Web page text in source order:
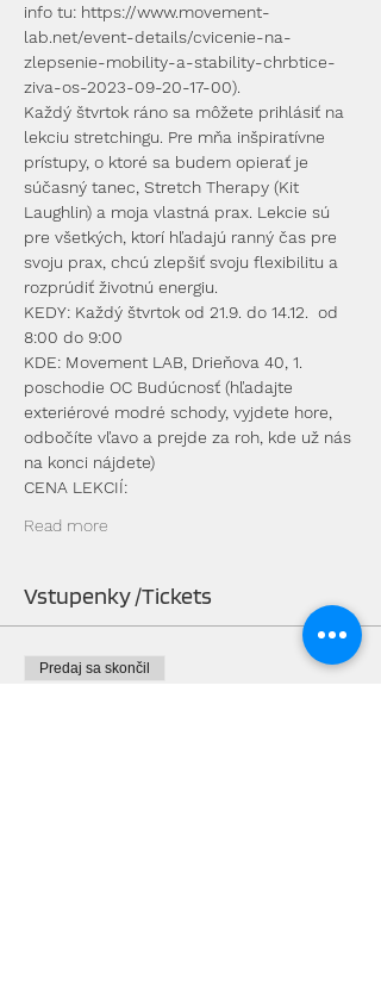
info tu: https://www.movement-
lab.net/event-details/cvicenie-na-
zlepsenie-mobility-a-stability-chrbtice-
ziva-os-2023-09-20-17-00).
Každý štvrtok ráno sa môžete prihlásiť na
lekciu stretchingu. Pre mňa inšpiratívne
prístupy, o ktoré sa budem opierať je
súčasný tanec, Stretch Therapy (Kit
Laughlin) a moja vlastná prax. Lekcie sú
pre všetkých, ktorí hľadajú ranný čas pre
svoju prax, chcú zlepšiť svoju flexibilitu a
rozprúdiť životnú energiu.
KEDY: Každý štvrtok od 21.9. do 14.12.  od
8:00 do 9:00
KDE: Movement LAB, Drieňova 40, 1.
poschodie OC Budúcnosť (hľadajte
exteriérové modré schody, vyjdete hore,
odbočíte vľavo a prejde za roh, kde už nás
na konci nájdete)
CENA LEKCIÍ:
Read more
Vstupenky /Tickets
Predaj sa skončil